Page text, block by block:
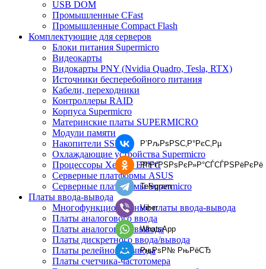
USB DOM
Промышленные CFast
Промышленные Compact Flash
Комплектующие для серверов
Блоки питания Supermicro
Видеокарты
Видокарты PNY (Nvidia Quadro, Tesla, RTX)
Источники бесперебойного питания
Кабели, переходники
Контроллеры RAID
Корпуса Supermicro
Материнские платы SUPERMICRO
Модули памяти
Накопители SSD
Охлаждающие устройства Supermicro
Процессоры Xeon и EPYC
Серверные платформы ASUS
Серверные платформы Supermicro
Платы ввода-вывода
Многофункциональные платы ввода-вывода
Платы аналогового ввода
Платы аналогового вывода
Платы дискретного ввода/вывода
Платы релейного вывода
Платы счетчика-частотомера
Р’РљРѕРЅС‚Р°РєС‚Рµ
РћРґРЅРѕРєР»Р°СЃСЃРЅРёРєРё
Telegram
Viber
WhatsApp
РњРѕР№ РњРёСЂ